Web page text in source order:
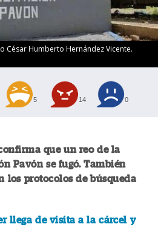
César Humberto Hernández Vicente.
5 14 0
que un reo de la
Pavón se fugó. También
protocolos de búsqueda
llega de visita a la cárcel y